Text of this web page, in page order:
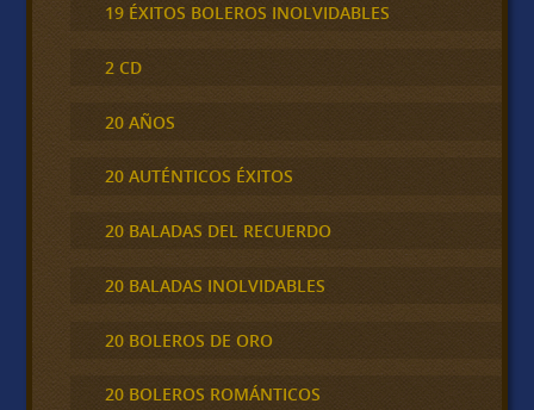
19 ÉXITOS BOLEROS INOLVIDABLES
2 CD
20 AÑOS
20 AUTÉNTICOS ÉXITOS
20 BALADAS DEL RECUERDO
20 BALADAS INOLVIDABLES
20 BOLEROS DE ORO
20 BOLEROS ROMÁNTICOS